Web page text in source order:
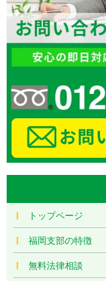
トップページ
福岡支部の特徴
無料法律相談